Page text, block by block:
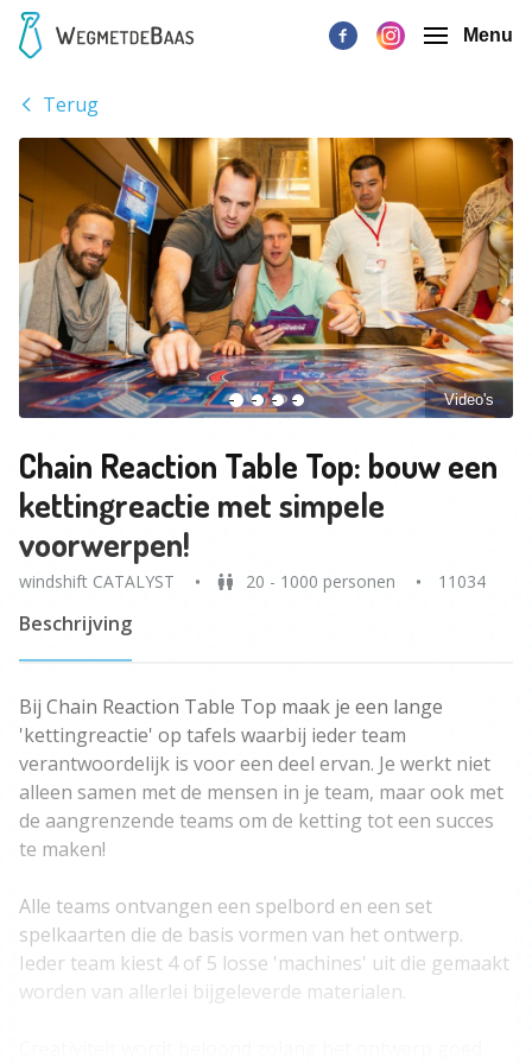
Menu
Terug
Video's
Chain Reaction Table Top: bouw een
kettingreactie met simpele
voorwerpen!
windshift CATALYST 20 - 1000 personen 11034
Beschrijving
Bij Chain Reaction Table Top maak je een lange
'kettingreactie' op tafels waarbij ieder team
verantwoordelijk is voor een deel ervan. Je werkt niet
alleen samen met de mensen in je team, maar ook met
de aangrenzende teams om de ketting tot een succes
te maken!
Alle teams ontvangen een spelbord en een set
spelkaarten die de basis vormen van het ontwerp.
Ieder team kiest 4 of 5 losse 'machines' uit die gemaakt
worden van allerlei bijgeleverde materialen.